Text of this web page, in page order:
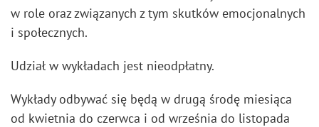
w role oraz związanych z tym skutków emocjonalnych
i społecznych.
Udział w wykładach jest nieodpłatny.
Wykłady odbywać się będą w drugą środę miesiąca
od kwietnia do czerwca i od września do listopada